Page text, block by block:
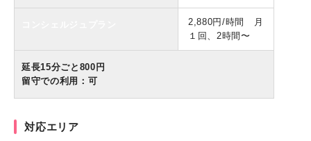
2,880円/時間
月
１回、2時間〜
延長15分ごと800円
留守での利用：可
対応エリア